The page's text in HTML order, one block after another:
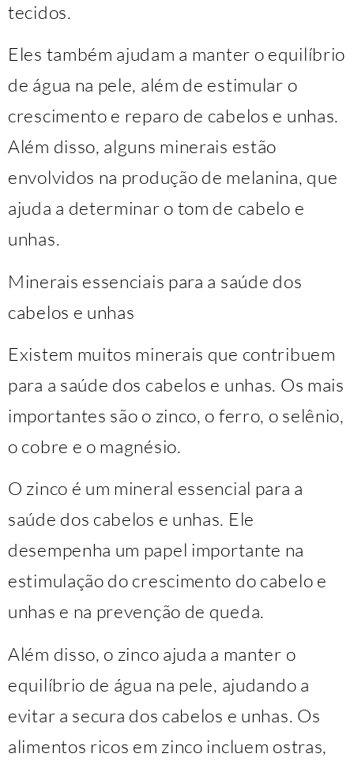
tecidos.
Eles também ajudam a manter o equilíbrio
de água na pele, além de estimular o
crescimento e reparo de cabelos e unhas.
Além disso, alguns minerais estão
envolvidos na produção de melanina, que
ajuda a determinar o tom de cabelo e
unhas.
Minerais essenciais para a saúde dos
cabelos e unhas
Existem muitos minerais que contribuem
para a saúde dos cabelos e unhas. Os mais
importantes são o zinco, o ferro, o selênio,
o cobre e o magnésio.
O zinco é um mineral essencial para a
saúde dos cabelos e unhas. Ele
desempenha um papel importante na
estimulação do crescimento do cabelo e
unhas e na prevenção de queda.
Além disso, o zinco ajuda a manter o
equilíbrio de água na pele, ajudando a
evitar a secura dos cabelos e unhas. Os
alimentos ricos em zinco incluem ostras,